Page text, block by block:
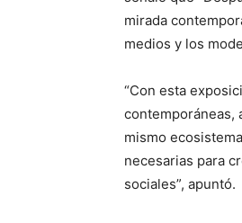
mirada
medios y los
“Con esta
contemporáneas,
mismo
necesarias para
sociales”, apuntó.